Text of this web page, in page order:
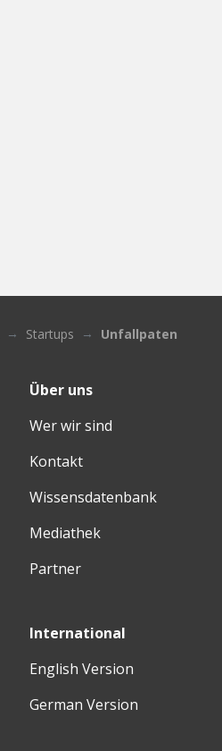
Startups Unfallpaten
Über uns
Wer wir sind
Kontakt
Wissensdatenbank
Mediathek
Partner
International
English Version
German Version